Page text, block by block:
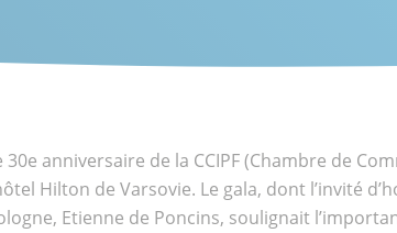
30e anniversaire de la CCIPF (Chambre de
Hilton de Varsovie. Le gala, dont l’invité
Etienne de Poncins, soulignait